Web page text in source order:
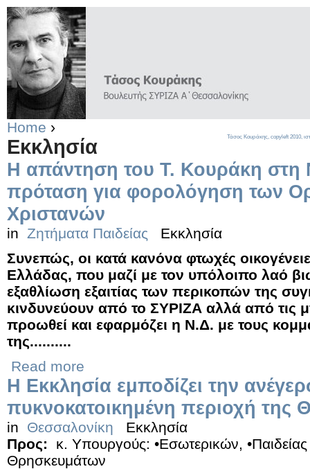
Home ›
Εκκλησία
Η απάντηση του Τ. Κουράκη στη
πρόταση για φορολόγηση των
Χριστανών
in Ζητήματα Παιδείας
Εκκλησία
Συνεπώς, οι κατά κανόνα φτωχές
Ελλάδας, που μαζί με τον υπόλοιπο λαό
εξαθλίωση εξαιτίας των περικοπών της
κινδυνεύουν από το ΣΥΡΙΖΑ αλλά από τις
προωθεί και εφαρμόζει η Ν.Δ. με τους
της..........
Read more
Η Εκκλησία εμποδίζει την
πυκνοκατοικημένη περιοχή της
in Θεσσαλονίκη
Εκκλησία
Προς:
κ. Υπουργούς: •Εσωτερικών,
Θρησκευμάτων
Τάσος Κουράκης, copyleft 2010,